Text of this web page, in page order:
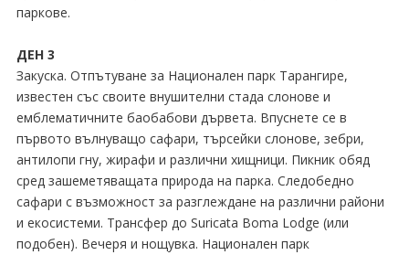
паркове.
ДЕН 3
Закуска. Отпътуване за Национален парк Тарангире,
известен със своите внушителни стада слонове и
емблематичните баобабови дървета. Впуснете се в
първото вълнуващо сафари, търсейки слонове, зебри,
антилопи гну, жирафи и различни хищници. Пикник обяд
сред зашеметяващата природа на парка. Следобедно
сафари с възможност за разглеждане на различни райони
и екосистеми. Трансфер до Suricata Boma Lodge (или
подобен). Вечеря и нощувка. Национален парк